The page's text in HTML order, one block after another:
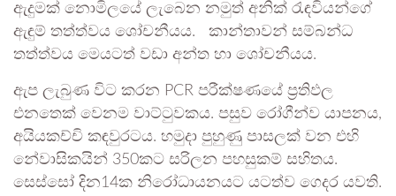
ඇදුමක් නොමිලයේ ලැබෙන නමුත් අනික් රැඳවියන්ගේ
ඇඳුම් තත්ත්වය ශෝචනීයය‍. කාන්තාවන් සම්බන්ධ
තත්ත්වය මෙයටත් වඩා අන්ත හා ශෝචනීයය.
ඇප ලැබුණ විට කරන PCR පරීක්ෂණයේ ප්‍රතිඵල
එනතෙක් වෙනම වාට්ටුවකය. පසුව රෝගීන්ව යාපනය,
අයියකච්චි කඳවුරටය. හමුදා පුහුණු පාසලක් වන එහි
නේවාසිකයින් 350කට සරිලන පහසුකම් සහිතය.
සෙස්සෝ දින14ක නිරෝධායනයට යටත්ව ගෙදර යවති.